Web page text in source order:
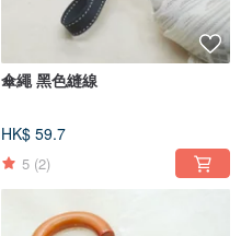
傘繩 黑色縫線
HK$ 59.7
5 (2)